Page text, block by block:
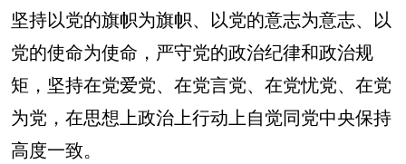
坚持以党的旗帜为旗帜、以党的意志为意志、以
党的使命为使命，严守党的政治纪律和政治规
矩，坚持在党爱党、在党言党、在党忧党、在党
为党，在思想上政治上行动上自觉同党中央保持
高度一致。